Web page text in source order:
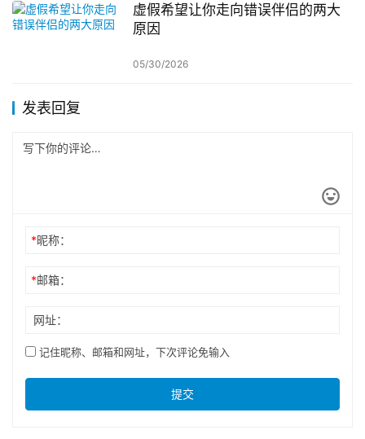
虚假希望让你走向错误伴侣的两大
原因
05/30/2026
发表回复
*昵称：
*邮箱：
网址：
记住昵称、邮箱和网址，下次评论免输入
提交